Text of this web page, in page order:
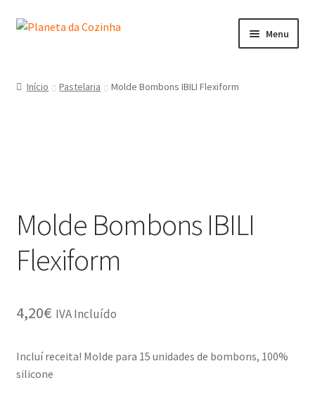
Menu
Lista de Desejos
Loja
Início Pastelaria Molde Bombons IBILI Flexiform
Molde Bombons IBILI
Flexiform
4,20€ IVA Incluído
Incluí receita! Molde para 15 unidades de bombons, 100%
silicone